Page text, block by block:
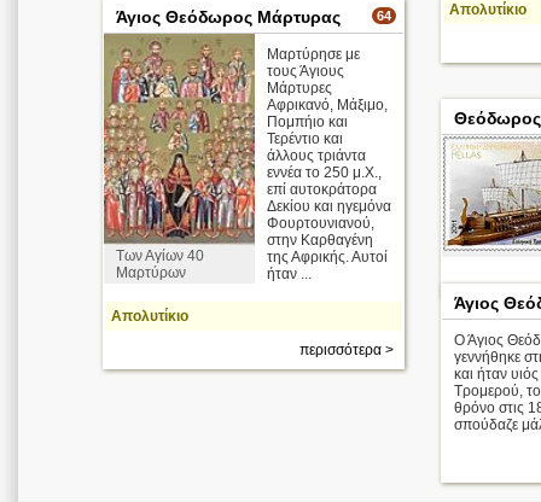
Απολυτίκιο
64
Άγιος Θεόδωρος Μάρτυρας
Των Αγίων 40
Μαρτύρων
Μαρτύρησε με
τους Άγιους
Μάρτυρες
Αφρικανό, Μάξιμο,
Πομπήιο και
Τερέντιο και
άλλους τριάντα
εννέα το 250 μ.Χ.,
επί αυτοκράτορα
Δεκίου και ηγεμόνα
Φουρτουνιανού,
στην Καρθαγένη
της Αφρικής. Αυτοί
ήταν ...
Απολυτίκιο
περισσότερα >
Θεόδωρος
Άγιος
Ο Άγιος
γεννήθηκε
και ήταν
Τρομερού,
θρόνο στις
σπούδαζε